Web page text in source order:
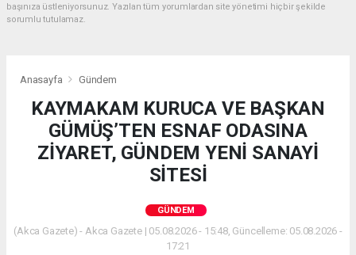
başınıza üstleniyorsunuz. Yazılan tüm yorumlardan site yönetimi hiçbir şekilde
sorumlu tutulamaz.
Anasayfa Gündem
KAYMAKAM KURUCA VE BAŞKAN
GÜMÜŞ’TEN ESNAF ODASINA
ZİYARET, GÜNDEM YENİ SANAYİ
SİTESİ
GÜNDEM
(Akca Gazete) - Akca Gazete | 05.08.2026 - 15:48, Güncelleme: 05.08.2026 -
17:21